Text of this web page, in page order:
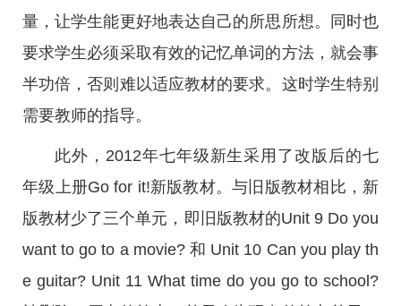
量，让学生能更好地表达自己的所思所想。同时也
要求学生必须采取有效的记忆单词的方法，就会事
半功倍，否则难以适应教材的要求。这时学生特别
需要教师的指导。
此外，2012年七年级新生采用了改版后的七
年级上册Go for it!新版教材。与旧版教材相比，新
版教材少了三个单元，即旧版教材的Unit 9 Do you
want to go to a movie? 和 Unit 10 Can you play th
e guitar? Unit 11 What time do you go to school?